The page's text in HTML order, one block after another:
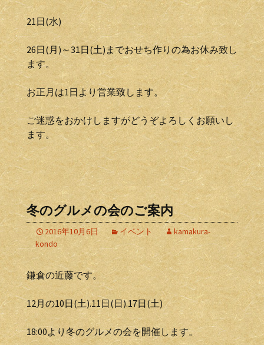
21日(水)
26日(月)～31日(土)までおせち作りの為お休み致し
ます。
お正月は1日より営業致します。
ご迷惑をおかけしますがどうぞよろしくお願いし
ます。
冬のグルメの会のご案内
2016年10月6日 イベント
kamakura-
kondo
鎌倉の近藤です。
12月の10日(土).11日(日).17日(土)
18:00より冬のグルメの会を開催します。